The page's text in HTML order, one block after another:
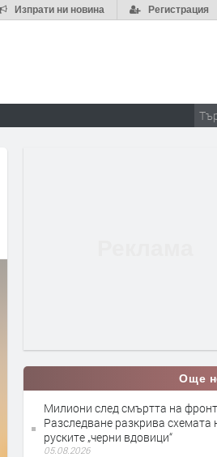
Регистрация
Изпрати ни новина
Още
Милиони след смъртта на
Разследване разкрива схемата
руските „черни вдовици“
05.08.2026